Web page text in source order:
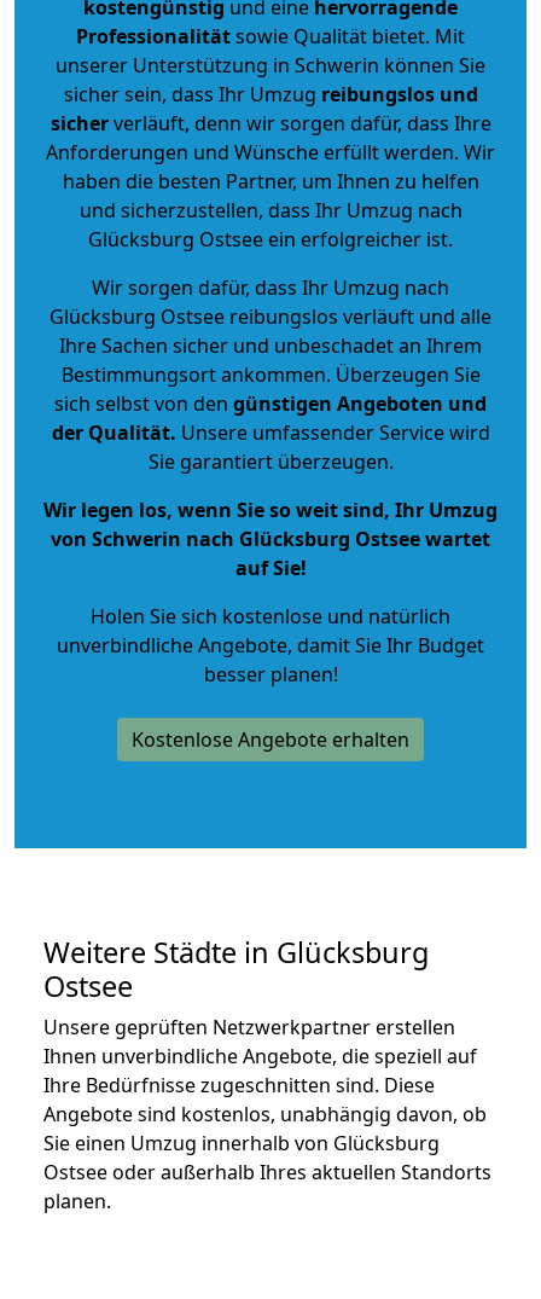
kostengünstig und eine hervorragende
Professionalitätsowie Qualität bietet. Mit
unserer Unterstützung in Schwerin können Sie
sicher sein, dass Ihr Umzug reibungslos und
sicherverläuft, denn wir sorgen dafür, dass Ihre
Anforderungen und Wünsche erfüllt werden. Wir
haben die besten Partner, um Ihnen zu helfen
und sicherzustellen, dass Ihr Umzug nach
Glücksburg Ostsee ein erfolgreicher ist.
Wir sorgen dafür, dass Ihr Umzug nach
Glücksburg Ostsee reibungslos verläuft und alle
Ihre Sachen sicher und unbeschadet an Ihrem
Bestimmungsort ankommen. Überzeugen Sie
sich selbst von den günstigen Angeboten und
der Qualität. Unsere umfassender Service wird
Sie garantiert überzeugen.
Wir legen los, wenn Sie so weit sind, Ihr Umzug
von Schwerin nach Glücksburg Ostsee wartet
auf Sie!
Holen Sie sich kostenlose und natürlich
unverbindliche Angebote, damit Sie Ihr Budget
besser planen!
Kostenlose Angebote erhalten
Weitere Städte in Glücksburg
Ostsee
Unsere geprüften Netzwerkpartner erstellen
Ihnen unverbindliche Angebote, die speziell auf
Ihre Bedürfnisse zugeschnitten sind. Diese
Angebote sind kostenlos, unabhängig davon, ob
Sie einen Umzug innerhalb von Glücksburg
Ostsee oder außerhalb Ihres aktuellen Standorts
planen.